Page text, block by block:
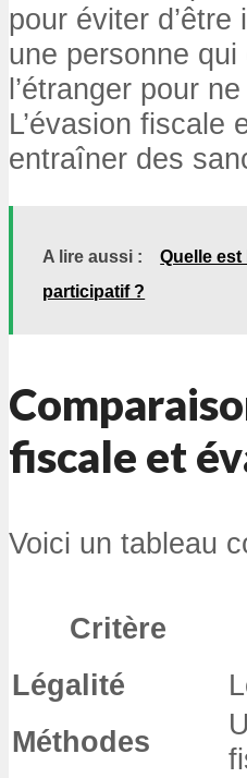
pour éviter
une personne
l’étranger pour
L’évasion fiscale
entraîner des
A lire aussi :
Quelle
participatif ?
fiscale et
Voici un tableau
Critère
Légalité
Méthodes